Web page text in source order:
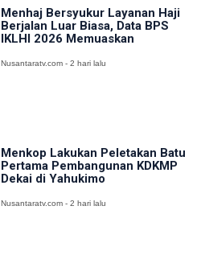
Menhaj Bersyukur Layanan Haji
Berjalan Luar Biasa, Data BPS
IKLHI 2026 Memuaskan
Nusantaratv.com - 2 hari lalu
Menkop Lakukan Peletakan Batu
Pertama Pembangunan KDKMP
Dekai di Yahukimo
Nusantaratv.com - 2 hari lalu